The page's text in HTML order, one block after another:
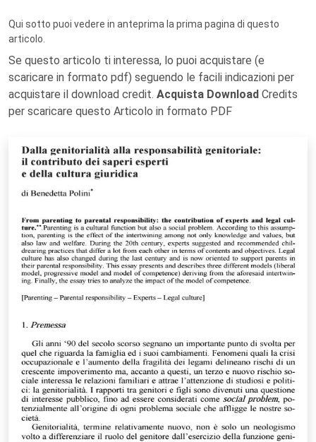
Qui sotto puoi vedere in anteprima la prima pagina di questo
articolo.
Se questo articolo ti interessa, lo puoi acquistare (e
scaricare in formato pdf) seguendo le facili indicazioni per
acquistare il download credit. Acquista Download Credits
per scaricare questo Articolo in formato PDF